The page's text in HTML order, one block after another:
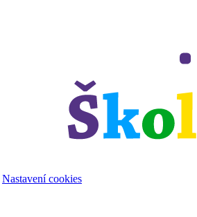
Nastavení cookies